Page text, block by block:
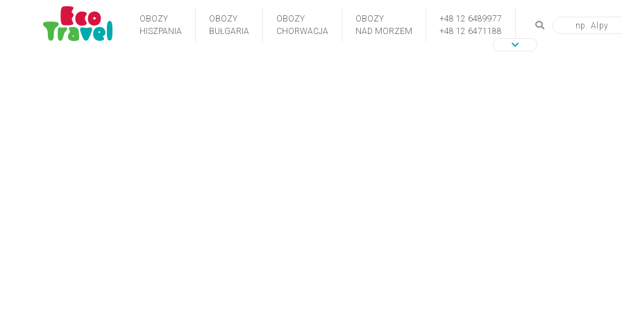
OBOZY
HISZPANIA
OBOZY
BUŁGARIA
OBOZY
CHORWACJA
OBOZY
NAD MORZEM
+48 12 6489977
+48 12 6471188